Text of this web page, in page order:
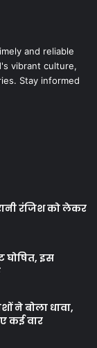
and reliable
vibrant culture,
Stay informed
रंजिश को लेकर
घोषित, इस
ने बोला धावा,
कई वार